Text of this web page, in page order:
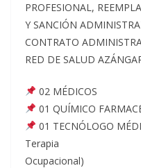
PROFESIONAL,
Y SANCIÓN
CONTRATO
RED DE SALUD
02 MÉDICOS
01 QUÍMICO
01 TECNÓLOGO
Terapia
Ocupacional)